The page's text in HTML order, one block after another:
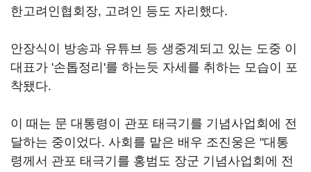
한고려인협회장, 고려인 등도 자리했다.
안장식이 방송과 유튜브 등 생중계되고 있는 도중 이
대표가 '손톱정리'를 하는듯 자세를 취하는 모습이 포
착됐다.
이 때는 문 대통령이 관포 태극기를 기념사업회에 전
달하는 중이었다. 사회를 맡은 배우 조진웅은 "대통
령께서 관포 태극기를 홍범도 장군 기념사업회에 전